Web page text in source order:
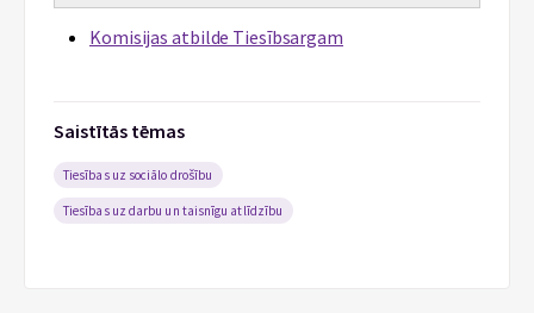
Komisijas atbilde Tiesībsargam
Saistītās tēmas
Tiesības uz sociālo drošību
Tiesības uz darbu un taisnīgu atlīdzību